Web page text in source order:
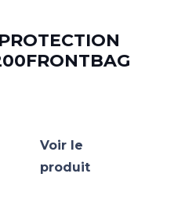
Voir le
produit